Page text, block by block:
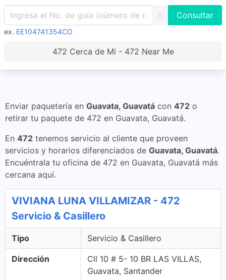
X
ex. EE104741354CO
472 Cerca de Mi - 472 Near Me
Enviar paquetería en Guavata, Guavatá con 472 o
retirar tu paquete de 472 en Guavata, Guavatá.
En 472 tenemos servicio al cliente que proveen
servicios y horarios diferenciados de Guavata, Guavatá.
Encuéntrala tu oficina de 472 en Guavata, Guavatá más
cercana aquí.
VIVIANA LUNA VILLAMIZAR - 472
Servicio & Casillero
Tipo Servicio & Casillero
Dirección
Cll 10 # 5- 10 BR LAS VILLAS,
Guavata, Santander